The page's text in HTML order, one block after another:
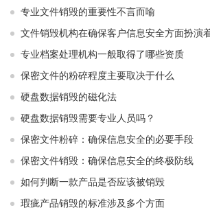
专业文件销毁的重要性不言而喻
文件销毁机构在确保客户信息安全方面扮演
专业档案处理机构一般取得了哪些资质
保密文件的粉碎程度主要取决于什么
硬盘数据销毁的磁化法
硬盘数据销毁需要专业人员吗？
保密文件粉碎：确保信息安全的必要手段
保密文件销毁：确保信息安全的终极防线
如何判断一款产品是否应该被销毁
瑕疵产品销毁的标准涉及多个方面